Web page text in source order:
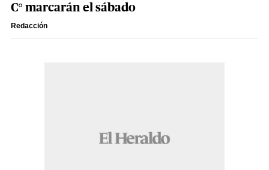
C° marcarán el sábado
Redacción